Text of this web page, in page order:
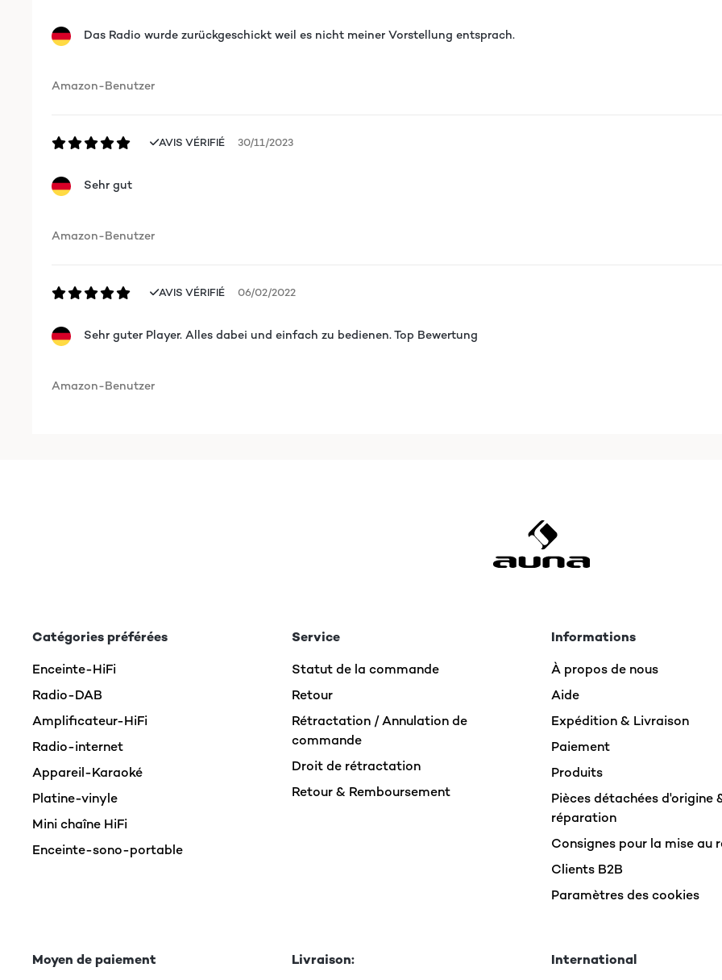
Das Radio wurde zurückgeschickt weil es nicht meiner Vorstellung entsprach.
Amazon-Benutzer
AVIS VÉRIFIÉ 30/11/2023
Sehr gut
Amazon-Benutzer
AVIS VÉRIFIÉ 06/02/2022
Sehr guter Player. Alles dabei und einfach zu bedienen. Top Bewertung
Amazon-Benutzer
Catégories préférées
Enceinte-HiFi
Radio-DAB
Amplificateur-HiFi
Radio-internet
Appareil-Karaoké
Platine-vinyle
Mini chaîne HiFi
Enceinte-sono-portable
Service
Statut de la commande
Retour
Rétractation / Annulation de
commande
Droit de rétractation
Retour & Remboursement
Informations
À propos de nous
Aide
Expédition & Livraison
Paiement
Produits
Pièces détachées d'origine
réparation
Consignes pour la mise au
Clients B2B
Paramètres des cookies
Moyen de paiement Livraison: International